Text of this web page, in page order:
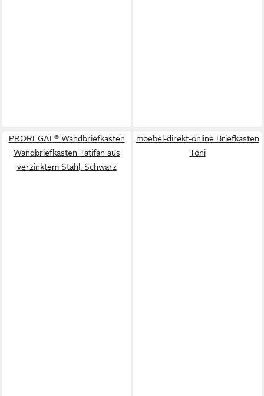
PROREGAL® Wandbriefkasten
Wandbriefkasten Tatifan aus
verzinktem Stahl, Schwarz
moebel-direkt-online Briefkasten
Toni